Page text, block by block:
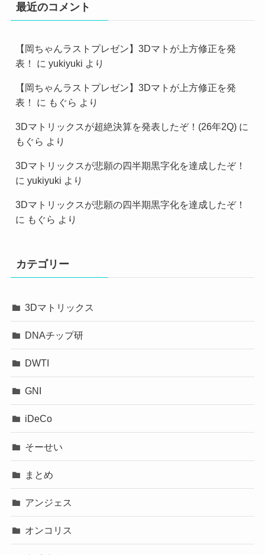
最近のコメント
【岡ちゃんラストプレゼン】3Dマトが上方修正を発
表！
に yukiyuki より
【岡ちゃんラストプレゼン】3Dマトが上方修正を発
表！
に もぐら より
3Dマトリックスが超絶決算を発表したぞ！(26年2Q)に
もぐら より
3Dマトリックスが悲願の四半期黒字化を達成したぞ！
に yukiyuki より
3Dマトリックスが悲願の四半期黒字化を達成したぞ！
に もぐら より
カテゴリー
3Dマトリックス
DNAチップ研
DWTI
GNI
iDeCo
そーせい
まとめ
アンジェス
オンコリス